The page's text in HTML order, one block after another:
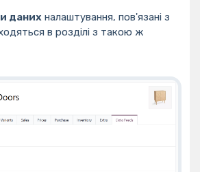
даних налаштування, пов'язані з
в розділі з такою ж